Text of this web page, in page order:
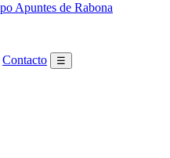
Contacto
☰